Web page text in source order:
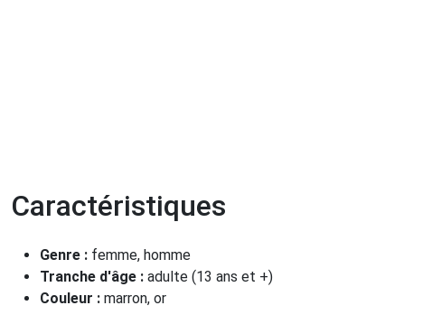
Caractéristiques
Genre : femme, homme
Tranche d'âge : adulte (13 ans et +)
Couleur : marron, or